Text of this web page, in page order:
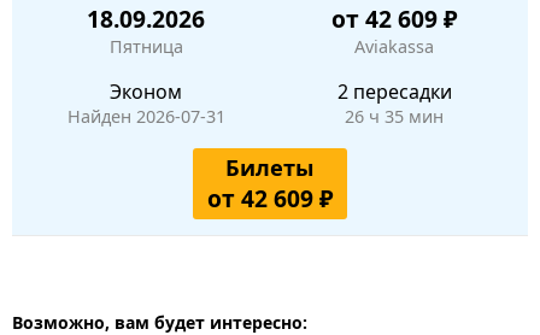
18.09.2026
Пятница
от 42 609 ₽
Aviakassa
Эконом
Найден 2026-07-31
2 пересадки
26 ч 35 мин
Билеты
от 42 609 ₽
Возможно, вам будет интересно: